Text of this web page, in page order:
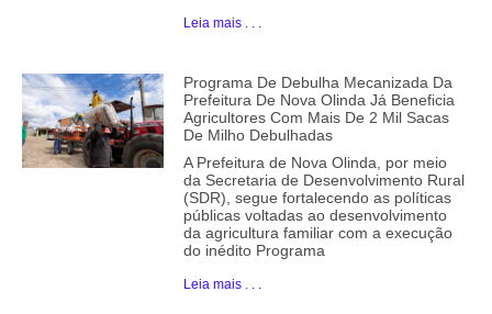
Leia mais . . .
Programa De Debulha Mecanizada Da
Prefeitura De Nova Olinda Já Beneficia
Agricultores Com Mais De 2 Mil Sacas
De Milho Debulhadas
A Prefeitura de Nova Olinda, por meio
da Secretaria de Desenvolvimento Rural
(SDR), segue fortalecendo as políticas
públicas voltadas ao desenvolvimento
da agricultura familiar com a execução
do inédito Programa
Leia mais . . .